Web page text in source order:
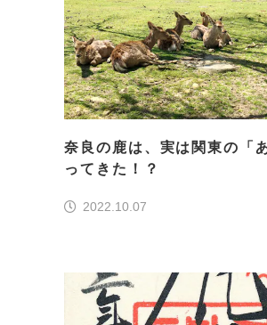
奈良の鹿は、実は関東の「
ってきた！？
2022.10.07